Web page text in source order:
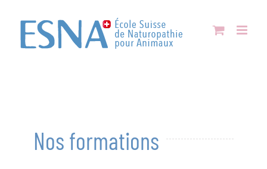
contenu
Nos formations